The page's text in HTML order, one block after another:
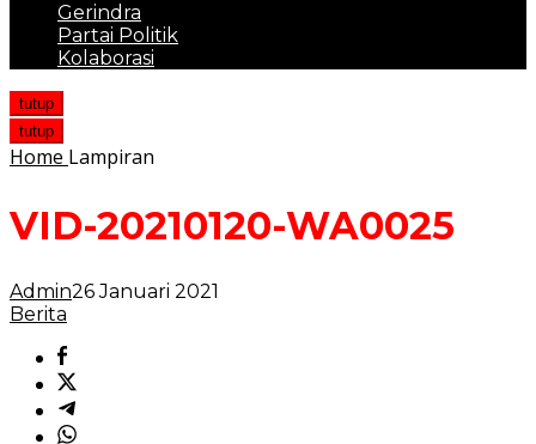
Gerindra
Partai Politik
Kolaborasi
tutup
tutup
Home Lampiran
VID-20210120-WA0025
Admin26 Januari 2021
Berita